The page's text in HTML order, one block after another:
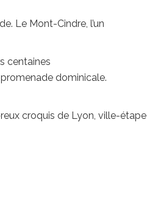
Le Mont-Cindre, l’un
centaines
dominicale.
croquis de Lyon, ville-étape